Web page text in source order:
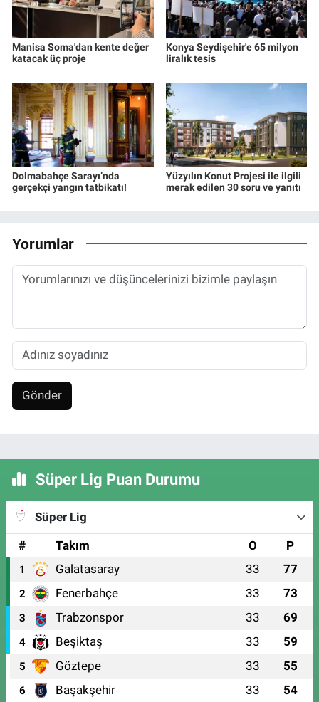
Manisa Soma'dan kente değer
katacak üç proje
Konya Seydişehir'e 65 milyon
liralık tesis
Dolmabahçe Sarayı’nda
gerçekçi yangın tatbikatı!
Yüzyılın Konut Projesi ile ilgili
merak edilen 30 soru ve yanıtı
Yorumlar
Gönder
Süper Lig Puan Durumu
Süper Lig
#
Takım O P
1 Galatasaray 33 77
2 Fenerbahçe 33 73
3 Trabzonspor 33 69
4 Beşiktaş 33 59
5 Göztepe 33 55
6 Başakşehir 33 54